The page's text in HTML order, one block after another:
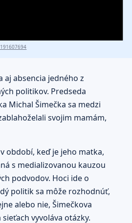
aj absencia jedného z
politikov. Predseda
Michal Šimečka sa medzi
svojim mamám,
období, keď je jeho matka,
s medializovanou kauzou
podvodov. Hoci ide o
politik sa môže rozhodnúť,
alebo nie, Šimečkova
vyvoláva otázky.